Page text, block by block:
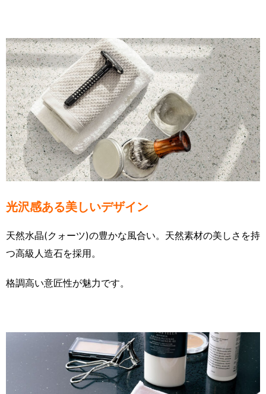
光沢感ある美しいデザイン
天然水晶(クォーツ)の豊かな風合い。天然素材の美しさを持
つ高級人造石を採用。
格調高い意匠性が魅力です。